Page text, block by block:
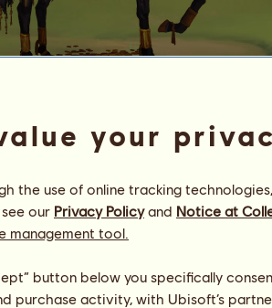
Croesus
Energia 100
Saúde
100
Total:
your
the use of online tracking
our Privacy Policyand Notice at
management tool.
button below you specifically
purchase activity, with Ubisoft’s